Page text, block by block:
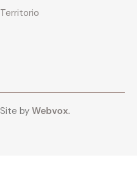
Territorio
Site by Webvox.